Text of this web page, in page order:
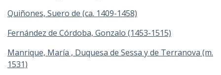
Quiñones, Suero de (ca. 1409-1458)
Fernández de Córdoba, Gonzalo (1453-1515)
Manrique, María , Duquesa de Sessa y de Terranova (m.
1531)